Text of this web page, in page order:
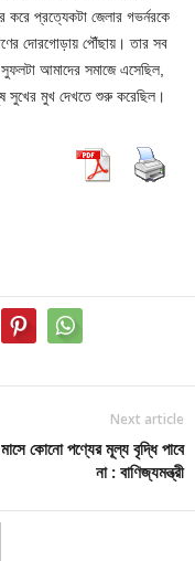
করে প্রত্যেকটা জেলার গভর্নরকে
দোরগোড়ায় পৌঁছায়। তার সব
আমাদের সমাজে এসেছিল,
সুখের মুখ দেখতে শুরু করেছিল।
Next article
কোনো পণ্যের মূল্য বৃদ্ধি পাবে
না : বাণিজ্যমন্ত্রী